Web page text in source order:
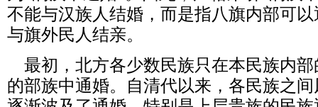
不能与汉族人结婚，而是指八旗内部可
与旗外民人结亲。
最初，北方各少数民族只在本民族内
的部族中通婚。自清代以来，各民族之